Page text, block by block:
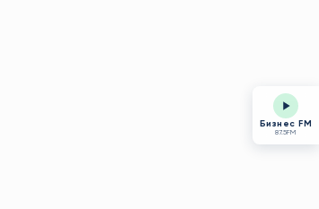
Бизнес FM
87.5FM